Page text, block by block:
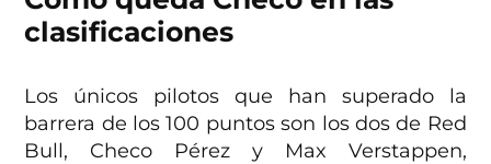
clasificaciones
Los únicos pilotos que han superado la
barrera de los 100 puntos son los dos de Red
Bull, Checo Pérez y Max Verstappen,